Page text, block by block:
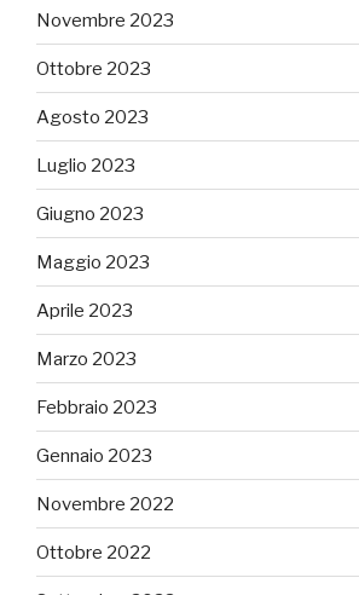
Novembre 2023
Ottobre 2023
Agosto 2023
Luglio 2023
Giugno 2023
Maggio 2023
Aprile 2023
Marzo 2023
Febbraio 2023
Gennaio 2023
Novembre 2022
Ottobre 2022